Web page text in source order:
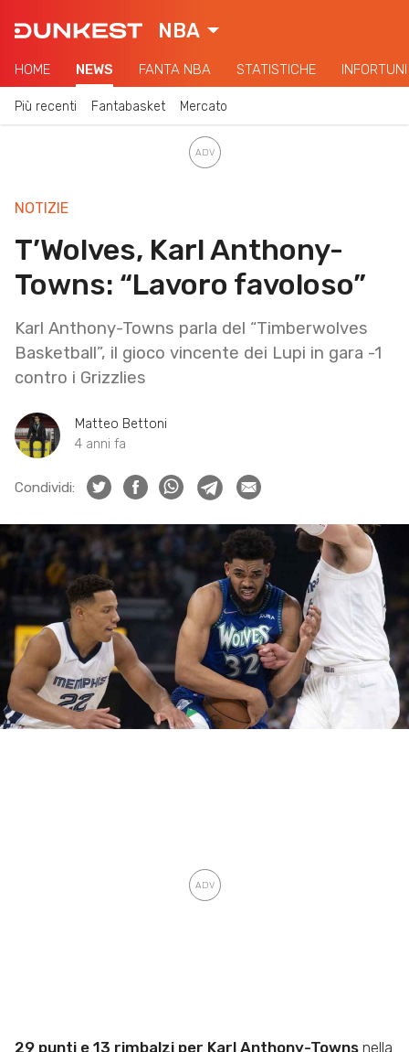
NBA
HOME NEWS FANTA NBA STATISTICHE INFORTUNI
Più recenti Fantabasket Mercato
NOTIZIE
T’Wolves, Karl Anthony-
Towns: “Lavoro favoloso”
Karl Anthony-Towns parla del “Timberwolves
Basketball”, il gioco vincente dei Lupi in gara -1
contro i Grizzlies
Matteo Bettoni
4 anni fa
Condividi:
29 punti e 13 rimbalzi per Karl Anthony-Towns nella